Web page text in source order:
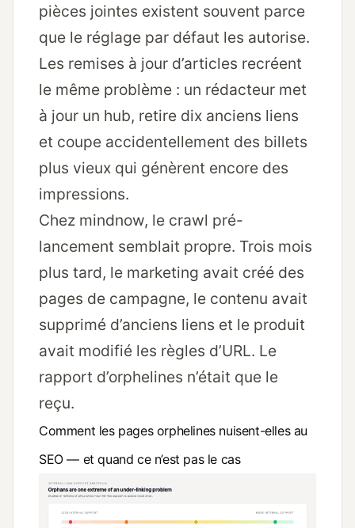
pièces jointes existent souvent parce
que le réglage par défaut les autorise.
Les remises à jour d’articles recréent
le même problème : un rédacteur met
à jour un hub, retire dix anciens liens
et coupe accidentellement des billets
plus vieux qui génèrent encore des
impressions.
Chez mindnow, le crawl pré-
lancement semblait propre. Trois mois
plus tard, le marketing avait créé des
pages de campagne, le contenu avait
supprimé d’anciens liens et le produit
avait modifié les règles d’URL. Le
rapport d’orphelines n’était que le
reçu.
Comment les pages orphelines nuisent-elles au
SEO — et quand ce n’est pas le cas